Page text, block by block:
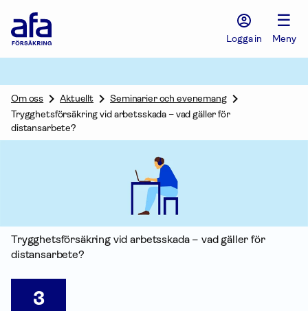
Försäkring
Logga in
☰
Meny
Om oss Aktuellt
Seminarier och evenemang
Trygghetsförsäkring vid arbetsskada – vad gäller för
distansarbete?
Trygghets­försäkring vid arbetsskada – vad gäller för
distansarbete?
3